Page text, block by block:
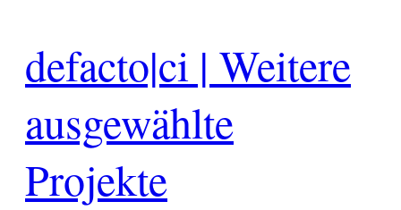
defacto|ci | Weitere
ausgewählte
Projekte